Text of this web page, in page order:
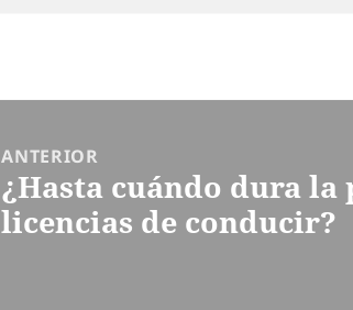
ANTERIOR
Entrada
anterior:
¿Hasta cuándo dura
licencias de conducir?